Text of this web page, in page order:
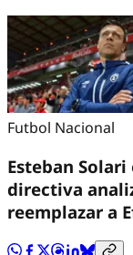
Futbol Nacional
Esteban
directiva
reemplazar a